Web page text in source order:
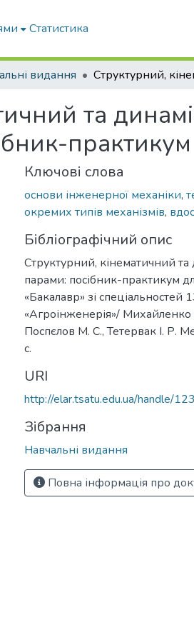
Статистика
видання
та
практикум
Ключові слова
основи інженерної механіки,
окремих типів механізмів,
Бібліографічний опис
Структурний, кінематичний
парами: посібник-практикум
«Бакалавр» зі
«Агроінженерія»/
Поспєлов М. С., Тетервак І. Р.
с.
URI
http://elar.tsatu.edu.ua/handle/
Зібрання
Навчальні видання
Повна інформація про